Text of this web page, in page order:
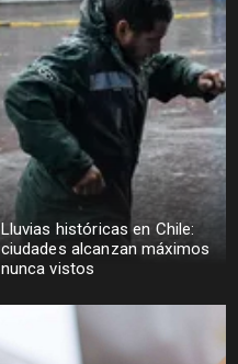
Lluvias históricas en Chile:
ciudades alcanzan máximos
nunca vistos